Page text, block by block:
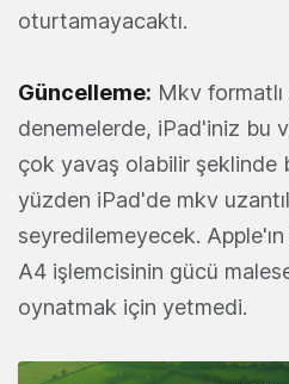
oturtamayacaktı.
Güncelleme: Mkv formatlı
denemelerde, iPad'iniz bu
çok yavaş olabilir şeklinde
yüzden iPad'de mkv
seyredilemeyecek.
A4 işlemcisinin gücü
oynatmak için yetmedi.